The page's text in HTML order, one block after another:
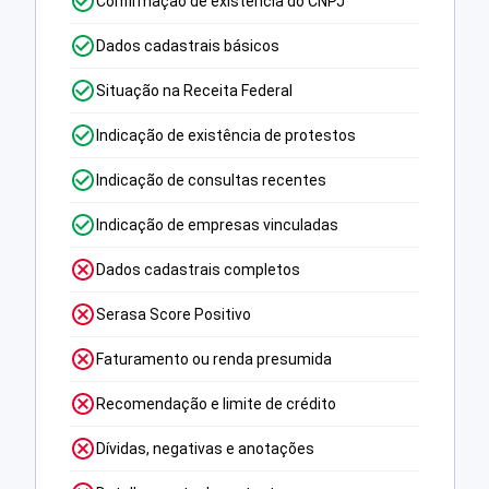
Dados cadastrais básicos
Situação na Receita Federal
Indicação de existência de protestos
Indicação de consultas recentes
Indicação de empresas vinculadas
Dados cadastrais completos
Serasa Score Positivo
Faturamento ou renda presumida
Recomendação e limite de crédito
Dívidas, negativas e anotações